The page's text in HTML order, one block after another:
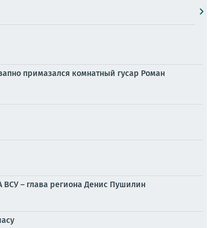
примазался комнатный гусар Роман
ВСУ – глава региона Денис Пушилин